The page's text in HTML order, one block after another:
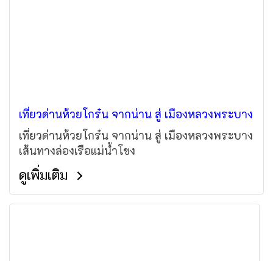
เที่ยวด่านห้วยโกร๋น จากน่าน สู่ เมืองหลวงพระบาง
เที่ยวด่านห้วยโกร๋น จากน่าน สู่ เมืองหลวงพระบาง
เส้นทางล่องเรือแม่น้ำโขง
ดูเพิ่มเติม